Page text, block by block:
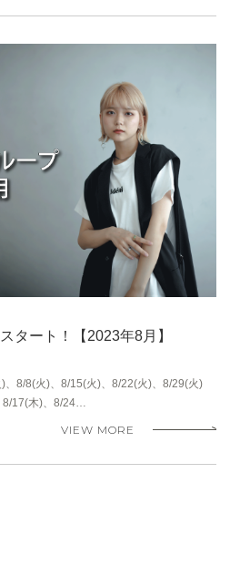
タート！【2023年8月】
8/8(火)、8/15(火)、8/22(火)、8/29(火)
8/17(木)、8/24…
VIEW MORE